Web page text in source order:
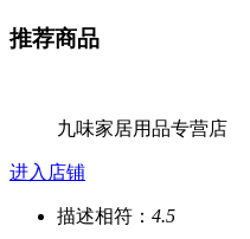
推荐商品
九味家居用品专营店
进入店铺
描述相符： 4.5